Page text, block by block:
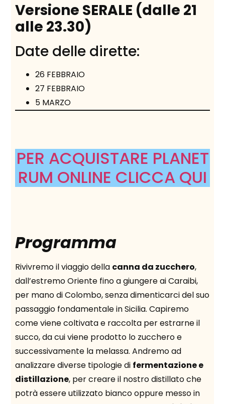
Versione SERALE (dalle 21
alle 23.30)
Date delle dirette:
26 FEBBRAIO
27 FEBBRAIO
5 MARZO
PER ACQUISTARE PLANET
RUM ONLINE CLICCA QUI
Programma
Rivivremo il viaggio della canna da zucchero,
dall’estremo Oriente fino a giungere ai Caraibi,
per mano di Colombo, senza dimenticarci del suo
passaggio fondamentale in Sicilia. Capiremo
come viene coltivata e raccolta per estrarne il
succo, da cui viene prodotto lo zucchero e
successivamente la melassa. Andremo ad
analizzare diverse tipologie di fermentazione e
distillazione, per creare il nostro distillato che
potrà essere utilizzato bianco oppure messo in